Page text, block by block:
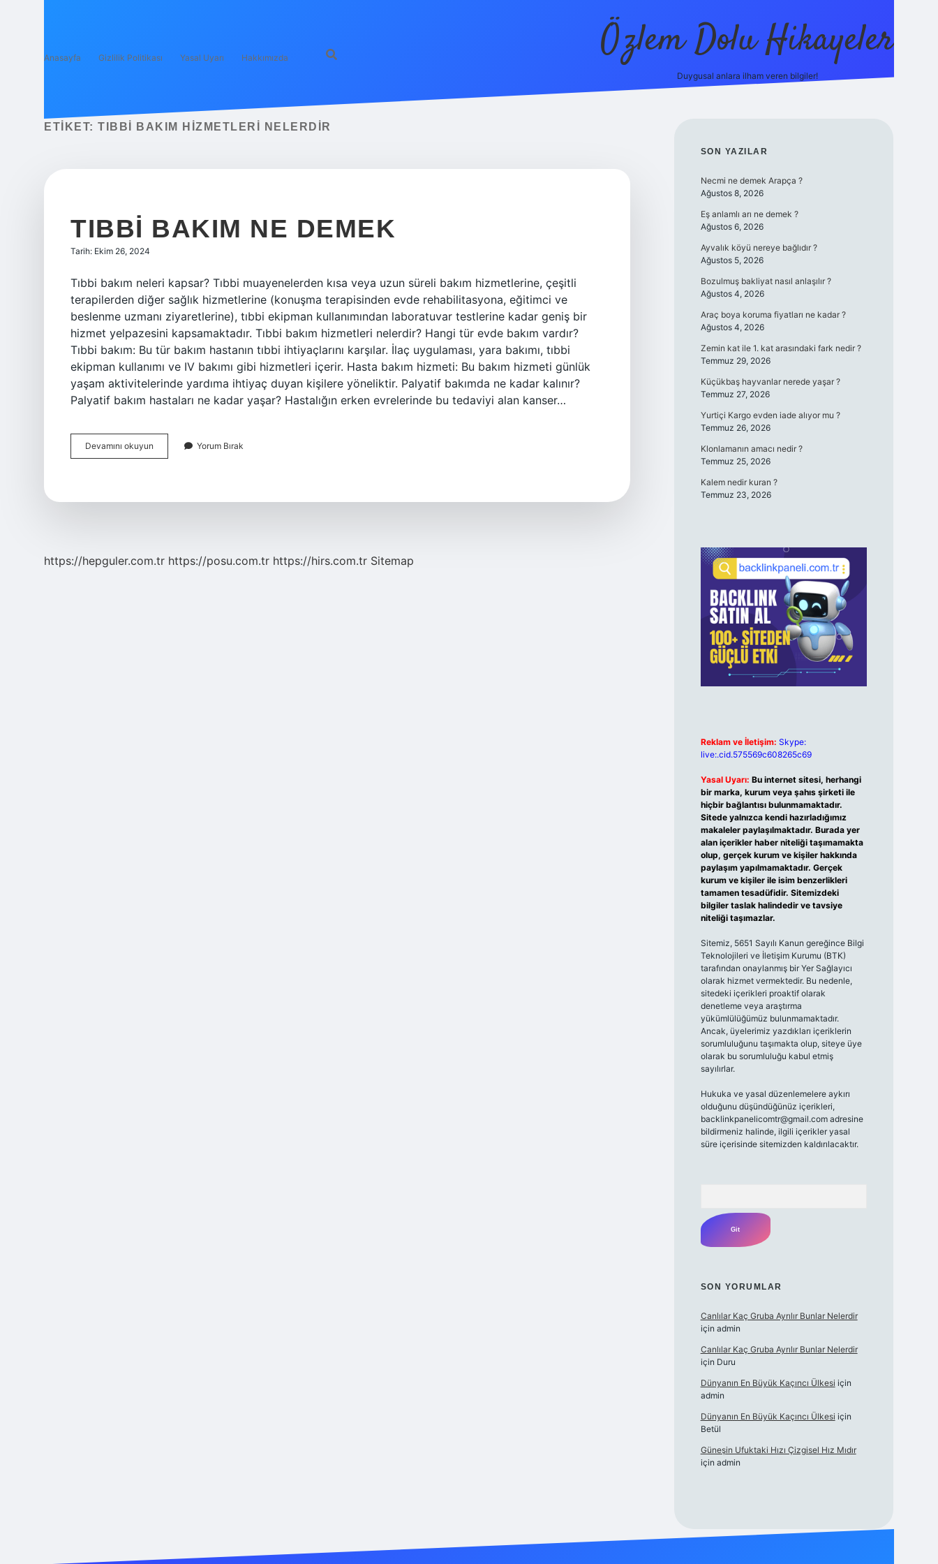
Anasayfa Gizlilik Politikası Yasal Uyarı Hakkımızda Özlem Dolu Hikayeler
Duygusal anlara ilham veren bilgiler!
ETIKET: TIBBI BAKIM HIZMETLERI NELERDIR
TIBBI BAKIM NE DEMEK
Tarih: Ekim 26, 2024
Tıbbi bakım neleri kapsar? Tıbbi muayenelerden kısa veya uzun süreli bakım hizmetlerine, çeşitli
terapilerden diğer sağlık hizmetlerine (konuşma terapisinden evde rehabilitasyona, eğitimci ve
beslenme uzmanı ziyaretlerine), tıbbi ekipman kullanımından laboratuvar testlerine kadar geniş bir
hizmet yelpazesini kapsamaktadır. Tıbbi bakım hizmetleri nelerdir? Hangi tür evde bakım vardır?
Tıbbi bakım: Bu tür bakım hastanın tıbbi ihtiyaçlarını karşılar. İlaç uygulaması, yara bakımı, tıbbi
ekipman kullanımı ve IV bakımı gibi hizmetleri içerir. Hasta bakım hizmeti: Bu bakım hizmeti günlük
yaşam aktivitelerinde yardıma ihtiyaç duyan kişilere yöneliktir. Palyatif bakımda ne kadar kalınır?
Palyatif bakım hastaları ne kadar yaşar? Hastalığın erken evrelerinde bu tedaviyi alan kanser…
Devamını okuyun
Bakım
Yorum Bırak
https://hepguler.com.tr https://posu.com.tr https://hirs.com.tr Sitemap
SIDEBAR
SON YAZILAR
Necmi ne demek Arapça ?
Ağustos 8, 2026
Eş anlamlı arı ne demek ?
Ağustos 6, 2026
Ayvalık köyü nereye bağlıdır ?
Ağustos 5, 2026
Bozulmuş bakliyat nasıl anlaşılır ?
Ağustos 4, 2026
Araç boya koruma fiyatları ne kadar ?
Ağustos 4, 2026
Zemin kat ile 1. kat arasındaki fark nedir ?
Temmuz 29, 2026
Küçükbaş hayvanlar nerede yaşar ?
Temmuz 27, 2026
Yurtiçi Kargo evden iade alıyor mu ?
Temmuz 26, 2026
Klonlamanın amacı nedir ?
Temmuz 25, 2026
Kalem nedir kuran ?
Temmuz 23, 2026
Reklam ve İletişim: Skype:
live:.cid.575569c608265c69
Yasal Uyarı: Bu internet sitesi, herhangi
bir marka, kurum veya şahıs şirketi ile
hiçbir bağlantısı bulunmamaktadır.
Sitede yalnızca kendi hazırladığımız
makaleler paylaşılmaktadır. Burada yer
alan içerikler haber niteliği taşımamakta
olup, gerçek kurum ve kişiler hakkında
paylaşım yapılmamaktadır. Gerçek
kurum ve kişiler ile isim benzerlikleri
tamamen tesadüfidir. Sitemizdeki
bilgiler taslak halindedir ve tavsiye
niteliği taşımazlar.
Sitemiz, 5651 Sayılı Kanun gereğince Bilgi
Teknolojileri ve İletişim Kurumu (BTK)
tarafından onaylanmış bir Yer Sağlayıcı
olarak hizmet vermektedir. Bu nedenle,
sitedeki içerikleri proaktif olarak
denetleme veya araştırma
yükümlülüğümüz bulunmamaktadır.
Ancak, üyelerimiz yazdıkları içeriklerin
sorumluluğunu taşımakta olup, siteye üye
olarak bu sorumluluğu kabul etmiş
sayılırlar.
Hukuka ve yasal düzenlemelere aykırı
olduğunu düşündüğünüz içerikleri,
backlinkpanelicomtr@gmail.comadresine
bildirmeniz halinde, ilgili içerikler yasal
süre içerisinde sitemizden kaldırılacaktır.
SON YORUMLAR
Canlılar Kaç Gruba Ayrılır Bunlar Nelerdir
için admin
Canlılar Kaç Gruba Ayrılır Bunlar Nelerdir
için Duru
Dünyanın En Büyük Kaçıncı Ülkesi için
admin
Dünyanın En Büyük Kaçıncı Ülkesi için
Betül
Güneşin Ufuktaki Hızı Çizgisel Hız Mıdır
için admin